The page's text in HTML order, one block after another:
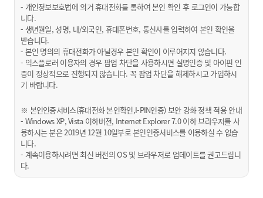
- 개인정보보호법에 의거 휴대전화를 통하여 본인 확인 후 로그인이 가능합
니다.
- 생년월일, 성명, 내/외국인, 휴대폰번호, 통신사를 입력하여 본인 확인을
받습니다.
- 본인 명의의 휴대전화가 아닐경우 본인 확인이 이루어지지 않습니다.
- 익스플로러 이용자의 경우 팝업 차단을 사용하시면 실명인증 및 아이핀 인
증이 정상적으로 진행되지 않습니다. 꼭 팝업 차단을 해제하시고 가입하시
기 바랍니다.
※ 본인인증서비스(휴대전화 본인확인,I-PIN인증) 보안 강화 정책 적용 안내
- Windows XP, Vista 이하버전, Internet Explorer 7.0 이하 브라우저를 사
용하시는 분은 2019년 12월 10일부로 본인인증서비스를 이용하실 수 없습
니다.
- 계속이용하시려면 최신 버전의 OS 및 브라우저로 업데이트를 권고드립니
다.